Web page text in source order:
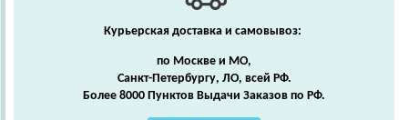
Курьерская доставка и самовывоз:
по Москве и МО,
Санкт-Петербургу, ЛО, всей РФ.
Более 8000 Пунктов Выдачи Заказов по РФ.